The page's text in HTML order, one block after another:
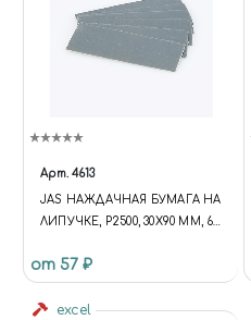
Арт. 4613
JAS НАЖДАЧНАЯ БУМАГА НА
ЛИПУЧКЕ, P2500, 30X90 ММ, 6
от 57 ₽
excel